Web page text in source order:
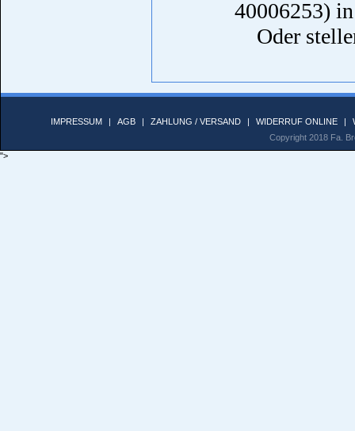
40006253)
Oder
IMPRESSUM | AGB | ZAHLUNG / VERSAND | WIDERRUF ONLINE |
Copyright 2018 Fa.
">